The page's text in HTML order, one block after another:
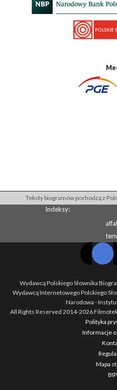
Teksty biogramów pochodzą z
Indeksy:
Wydawcą Polskiego Słownika
Wydawcą Internetowego Polskiego
Narodowa -
All Rights Reserved 2014-2026
Polityka
Informacje
Mapa
BIP